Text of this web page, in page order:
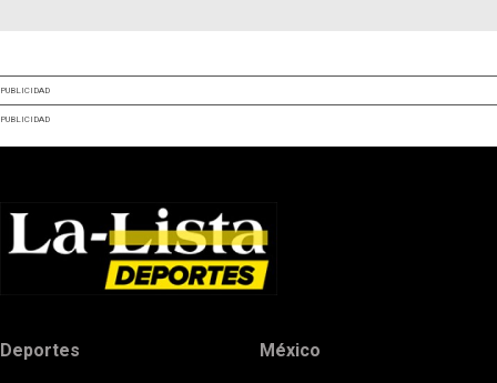
PUBLICIDAD
PUBLICIDAD
Deportes México